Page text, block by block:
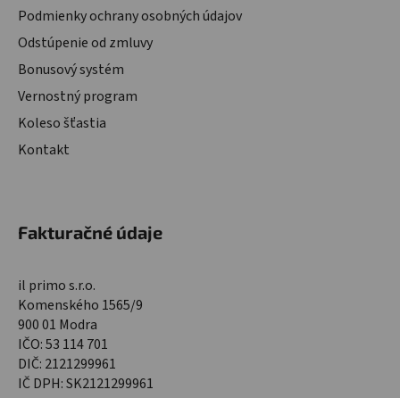
Podmienky ochrany osobných údajov
Odstúpenie od zmluvy
Bonusový systém
Vernostný program
Koleso šťastia
Kontakt
Fakturačné údaje
il primo s.r.o.
Komenského 1565/9
900 01 Modra
IČO: 53 114 701
DIČ: 2121299961
IČ DPH: SK2121299961